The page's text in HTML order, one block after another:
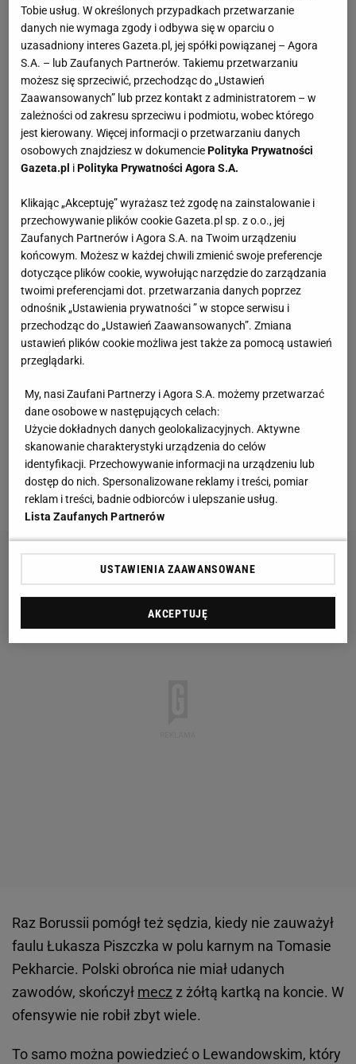
Zespół FC Nuernberg, który w pierwszej kolejce
pokonał HSV Hamburg 1:0, okazał się trudnym
rywalem dla mistrza Niemiec. To gospodarze
pierwsi wyszli na prowadzenie. W 31. minucie do
piłki dośrodkowanej z rzutu rożnego wyszedł Roman
Weidenfeller, ale zatrzymał się w połowie drogi.
Tomas Pekhart skoczył wyżej od Hummelsa i głową
Goście długo bili głową w mur, ale w końcu zdołali
umieścić piłkę w siatce. W 40. minucie pojedynek z
Robertem Lewandowskim z trudem wygrał Raphael
Schaefer, bezpańską piłkę uderzył Ivan Perisić, ta
odbiła się od poprzeczki, spadła pod nogi
Błaszczykowskiego, a ten dopełnił formalności.
Maka. Pomocnik gospodarzy raz po raz zagrażał
bramce Borussii i mijał obrońców gości jaktyczki
szczęście dla mistrzów Niemiec za każdym razem
uderzał niecelnie. W najgroźniejszej sytuacji, w 85.
minucie, trafił z ostrego kąta w słupek.
Raz Borussii pomógł też sędzia, kiedy nie zauważył
faulu Łukasza Piszczka w polu karnym na Tomasie
Pekharcie. Polski obrońca nie miał udanych
zawodów, skończył mecz z żółtą kartką na koncie. W
ofensywie nie robił zbyt wiele.
To samo można powiedzieć o Lewandowskim, który
Tobie usług. W określonych przypadkach przetwarzanie
danych nie wymaga zgody i odbywa się w oparciu o
uzasadniony interes Gazeta.pl, jej spółki powiązanej – Agora
S.A. – lub Zaufanych Partnerów. Takiemu przetwarzaniu
możesz się sprzeciwić, przechodząc do „Ustawień
Zaawansowanych” lub przez kontakt z administratorem – w
zależności od zakresu sprzeciwu i podmiotu, wobec którego
jest kierowany. Więcej informacji o przetwarzaniu danych
osobowych znajdziesz w dokumenciePolityka Prywatności
Gazeta.pl iPolityka Prywatności Agora S.A.
Klikając „Akceptuję” wyrażasz też zgodę na zainstalowanie i
przechowywanie plików cookie Gazeta.pl sp. z o.o., jej
Zaufanych Partnerów i Agora S.A. na Twoim urządzeniu
końcowym. Możesz w każdej chwili zmienić swoje preferencje
dotyczące plików cookie, wywołując narzędzie do zarządzania
twoimi preferencjami dot. przetwarzania danych poprzez
odnośnik „Ustawienia prywatności ” w stopce serwisu i
przechodząc do „Ustawień Zaawansowanych”. Zmiana
ustawień plików cookie możliwa jest także za pomocą ustawień
przeglądarki.
My, nasi Zaufani Partnerzy i Agora S.A. możemy przetwarzać
dane osobowe w następujących celach:
Użycie dokładnych danych geolokalizacyjnych. Aktywne
skanowanie charakterystyki urządzenia do celów
identyfikacji. Przechowywanie informacji na urządzeniu lub
dostęp do nich. Spersonalizowane reklamy i treści, pomiar
reklam i treści, badnie odbiorców i ulepszanie usług.
Lista Zaufanych Partnerów
USTAWIENIA ZAAWANSOWANE
AKCEPTUJĘ